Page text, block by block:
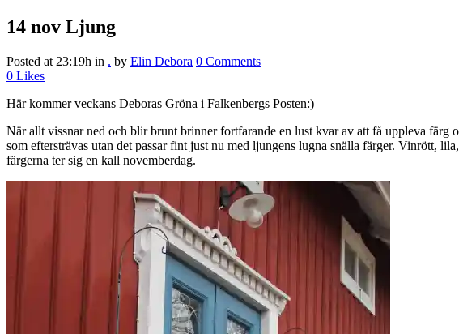
14 nov Ljung
Posted at 23:19h in . by Elin Debora 0 Comments
0 Likes
Här kommer veckans Deboras Gröna i Falkenbergs Posten:)
När allt vissnar ned och blir brunt brinner fortfarande en lust kvar av att få uppleva
som eftersträvas utan det passar fint just nu med ljungens lugna snälla färger. Vinrött,
färgerna ter sig en kall novemberdag.